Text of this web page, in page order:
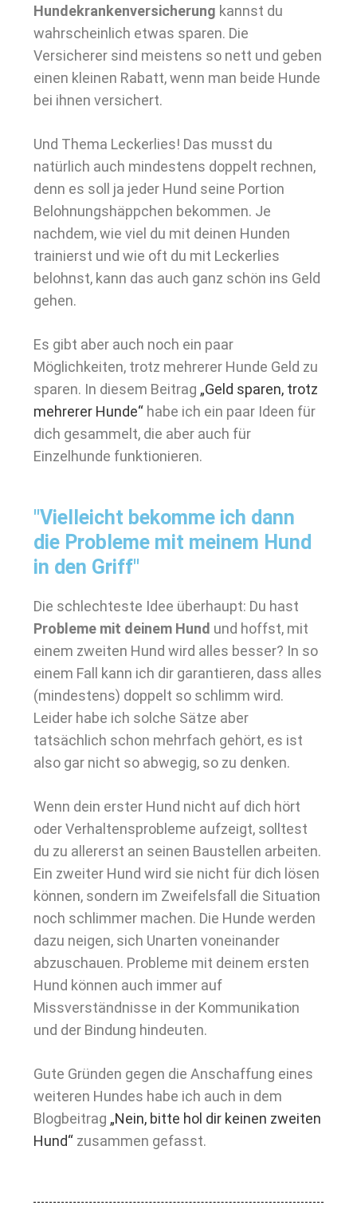
Hundekrankenversicherung kannst du
wahrscheinlich etwas sparen. Die
Versicherer sind meistens so nett und geben
einen kleinen Rabatt, wenn man beide Hunde
bei ihnen versichert.
Und Thema Leckerlies! Das musst du
natürlich auch mindestens doppelt rechnen,
denn es soll ja jeder Hund seine Portion
Belohnungshäppchen bekommen. Je
nachdem, wie viel du mit deinen Hunden
trainierst und wie oft du mit Leckerlies
belohnst, kann das auch ganz schön ins Geld
gehen.
Es gibt aber auch noch ein paar
Möglichkeiten, trotz mehrerer Hunde Geld zu
sparen. In diesem Beitrag „Geld sparen, trotz
mehrerer Hunde“ habe ich ein paar Ideen für
dich gesammelt, die aber auch für
Einzelhunde funktionieren.
"Vielleicht bekomme ich dann
die Probleme mit meinem Hund
in den Griff"
Die schlechteste Idee überhaupt: Du hast
Probleme mit deinem Hund und hoffst, mit
einem zweiten Hund wird alles besser? In so
einem Fall kann ich dir garantieren, dass alles
(mindestens) doppelt so schlimm wird.
Leider habe ich solche Sätze aber
tatsächlich schon mehrfach gehört, es ist
also gar nicht so abwegig, so zu denken.
Wenn dein erster Hund nicht auf dich hört
oder Verhaltensprobleme aufzeigt, solltest
du zu allererst an seinen Baustellen arbeiten.
Ein zweiter Hund wird sie nicht für dich lösen
können, sondern im Zweifelsfall die Situation
noch schlimmer machen. Die Hunde werden
dazu neigen, sich Unarten voneinander
abzuschauen. Probleme mit deinem ersten
Hund können auch immer auf
Missverständnisse in der Kommunikation
und der Bindung hindeuten.
Gute Gründen gegen die Anschaffung eines
weiteren Hundes habe ich auch in dem
Blogbeitrag „Nein, bitte hol dir keinen zweiten
Hund“ zusammen gefasst.